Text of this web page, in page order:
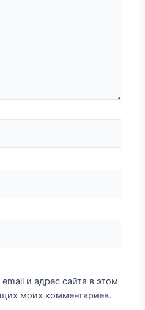
и адрес сайта в этом
моих комментариев.